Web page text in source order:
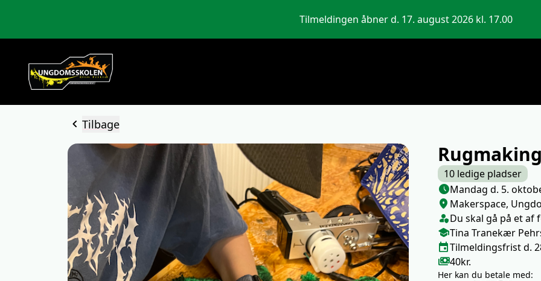
Tilmeldingen åbner d. 17. august 2026 kl. 17.00
chevron_left Tilbage
10 ledige pladser
Næste lektion
scheduleMandag d. 5.
Sted/Adresse
location_on Makerspace,
Klasse/
person_shieldDu skal gå på et af
Medarbejdere
schoolTina Tranekær
Tilmeldingsfrist
eventTilmeldingsfrist d.
Pris
payments40kr.
Her kan du betale med: